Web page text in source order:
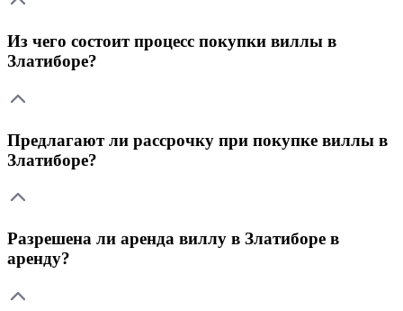
Из чего состоит процесс покупки виллы в
Златиборе?
Предлагают ли рассрочку при покупке виллы в
Златиборе?
Разрешена ли аренда виллу в Златиборе в
аренду?